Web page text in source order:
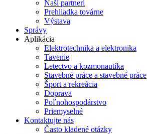
Naši partneri
Prehliadka továrne
Výstava
Správy
Aplikácia
Elektrotechnika a elektronika
Tavenie
Letectvo a kozmonautika
Stavebné práce a stavebné práce
Šport a rekreácia
Doprava
Poľnohospodárstvo
Priemyselné
Kontaktujte nás
Často kladené otázky